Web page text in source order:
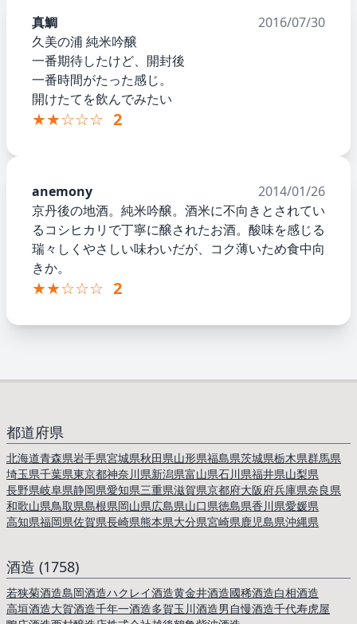
真鯛
2016/07/30
久美の浦 純米吟醸
一番期待したけど、開封後
一番時間がたった感じ。
開けたてを飲んでみたい
★★☆☆☆ 2
anemony
2014/01/26
京丹後の地酒。純米吟醸。酒米に不向きとされてい
るコシヒカリで丁寧に醸されたお酒。酸味を感じる
瑞々しくやさしい味わいだが、コク薄いため食中向
きか。
★★☆☆☆ 2
都道府県
北海道青森県岩手県宮城県秋田県山形県福島県茨城県栃木県群馬県
埼玉県千葉県東京都神奈川県新潟県富山県石川県福井県山梨県
長野県岐阜県静岡県愛知県三重県滋賀県京都府大阪府兵庫県奈良県
和歌山県鳥取県島根県岡山県広島県山口県徳島県香川県愛媛県
高知県福岡県佐賀県長崎県熊本県大分県宮崎県鹿児島県沖縄県
酒造 (1758)
若狭菊酒造島岡酒造ハクレイ酒造黄金井酒造國稀酒造白相酒造
高垣酒造大賀酒造千年一酒造多賀玉川酒造男自慢酒造千代寿虎屋